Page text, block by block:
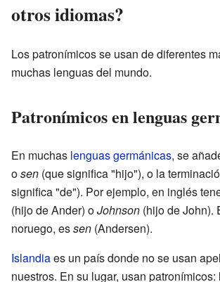
otros idiomas?
Los patronímicos se usan de diferentes
muchas lenguas del mundo.
Patronímicos en lenguas
En muchas lenguas germánicas, se
osen (que significa "hijo"), o la
significa "de"). Por ejemplo, en inglés
(hijo de Ander) oJohnson (hijo de John).
noruego, essen (Andersen).
Islandiaes un país donde no se usan
nuestros. En su lugar, usan